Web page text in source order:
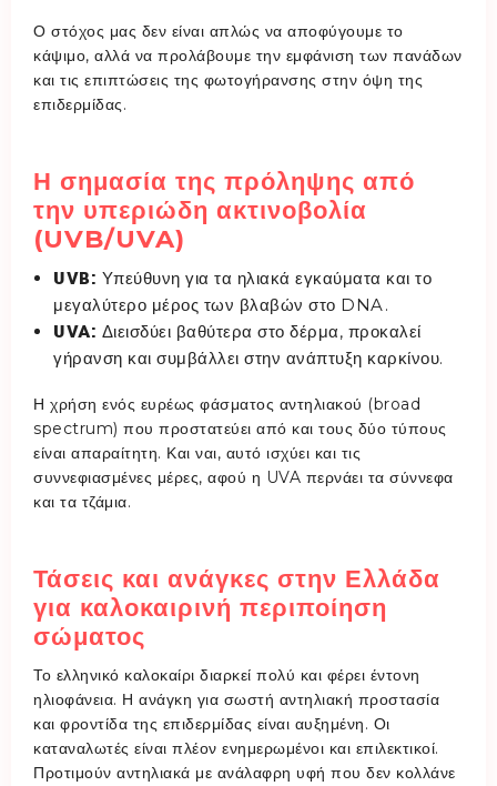
Ο στόχος μας δεν είναι απλώς να αποφύγουμε το
κάψιμο, αλλά να προλάβουμε την εμφάνιση των πανάδων
και τις επιπτώσεις της φωτογήρανσης στην όψη της
επιδερμίδας.
Η σημασία της πρόληψης από
την υπεριώδη ακτινοβολία
(UVB/UVA)
UVB: Υπεύθυνη για τα ηλιακά εγκαύματα και το
μεγαλύτερο μέρος των βλαβών στο DNA.
UVA: Διεισδύει βαθύτερα στο δέρμα, προκαλεί
γήρανση και συμβάλλει στην ανάπτυξη καρκίνου.
Η χρήση ενός ευρέως φάσματος αντηλιακού (broad
spectrum) που προστατεύει από και τους δύο τύπους
είναι απαραίτητη. Και ναι, αυτό ισχύει και τις
συννεφιασμένες μέρες, αφού η UVA περνάει τα σύννεφα
και τα τζάμια.
Τάσεις και ανάγκες στην Ελλάδα
για καλοκαιρινή περιποίηση
σώματος
Το ελληνικό καλοκαίρι διαρκεί πολύ και φέρει έντονη
ηλιοφάνεια. Η ανάγκη για σωστή αντηλιακή προστασία
και φροντίδα της επιδερμίδας είναι αυξημένη. Οι
καταναλωτές είναι πλέον ενημερωμένοι και επιλεκτικοί.
Προτιμούν αντηλιακά με ανάλαφρη υφή που δεν κολλάνε